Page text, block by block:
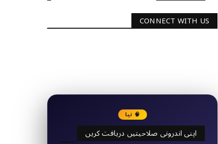
CONNECT WITH US
🧠 نیا
اپنی اندرونی صلاحیتیں دریافت کریں